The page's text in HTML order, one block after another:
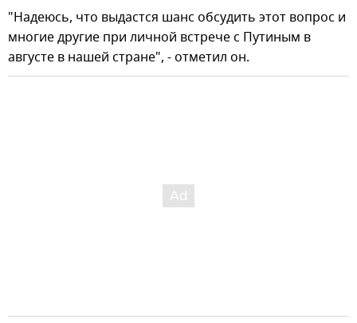
"Надеюсь, что выдастся шанс обсудить этот вопрос и
многие другие при личной встрече с Путиным в
августе в нашей стране", - отметил он.